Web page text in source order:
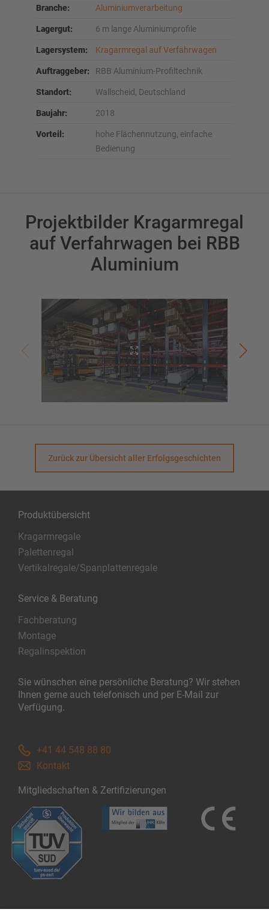
Branche: Aluminiumverarbeitung
Lagergut: 6 m lange Aluminiumprofile
Lagersystem: Kragarmregal auf Verfahrwagen
Auftraggeber: RBB Aluminium-Profiltechnik
Standort: Wallscheid, Deutschland
Baujahr: 2018
Vorteil:
hohe Flächennutzung, einfache
Bedienung
Projektbilder Kragarmregal
auf Verfahrwagen bei RBB
Aluminium
Zurück zur Übersicht aller Erfolgsgeschichten
Produktübersicht
Kragarmregale
Palettenregal
Vertikalregale/Spanplattenregale
Service & Beratung
Fachberatung
Montage
Regalinspektion
Sie wünschen eine persönliche Beratung? Wir stehen
Ihnen gerne auch telefonisch und per E-Mail zur
Verfügung.
+41 44 548 88 80
Kontakt
Mitgliedschaften & Zertifizierungen